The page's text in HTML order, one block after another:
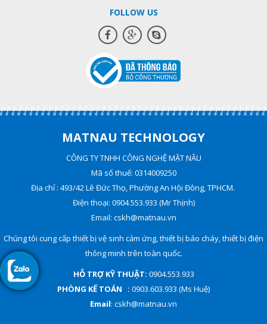
FOLLOW US
MATNAU TECHNOLOGY
CÔNG TY TNHH CÔNG NGHỆ MẶT NÂU
Mã số thuế: 0314009250
Địa chỉ : 493/42 Lê Đức Thọ, Phường An Hội Đông, TPHCM.
Điện thoại: 0904.553.933 (Mr Thịnh)
Email: cskh@matnau.vn
Chúng tôi cung cấp thiết bị vệ sinh cảm ứng, thiết bị báo cháy, thiết bị điện
thông minh trên toàn quốc.
HỖ TRỢ KỸ THUẬT: 0904.553.933
PHÒNG KẾ TOÁN : 0903.603.933 (Ms Huệ)
Email: cskh@matnau.vn